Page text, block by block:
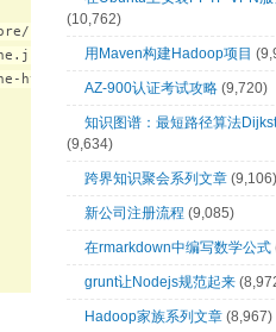
jasmine.css">
script>
html.js"></script>
(10,762)
用Maven构建Hadoop项目
AZ-900认证考试攻略 (9,720)
知识图谱：最短路径算法
(9,634)
跨界知识聚会系列文章 (9,106)
新公司注册流程 (9,085)
在rmarkdown中编写数学公式
grunt让Nodejs规范起来
Hadoop家族系列文章 (8,967)